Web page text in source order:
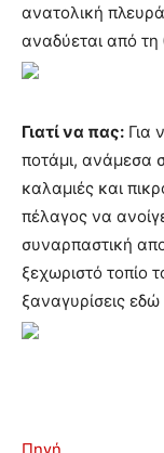
ανατολική
αναδύεται από
Γιατί να πας: Για
ποτάμι, ανάμεσα
καλαμιές και
πέλαγος να
συναρπαστική
ξεχωριστό τοπίο
ξαναγυρίσεις